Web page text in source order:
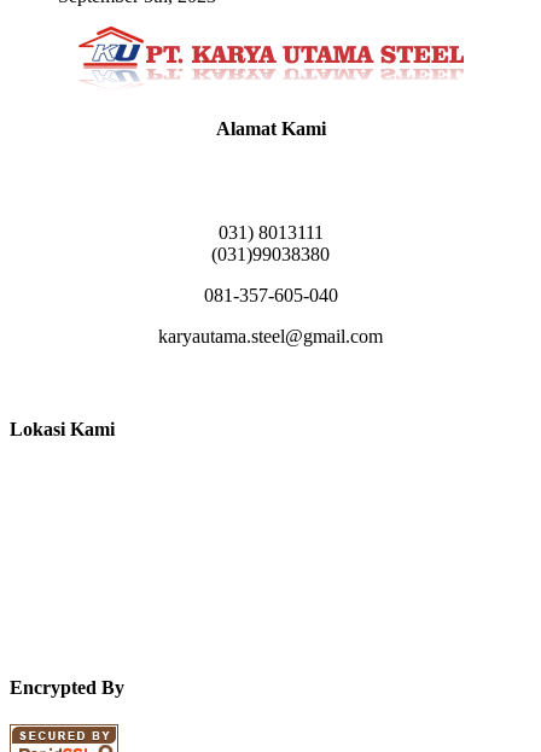
Alamat Kami
031) 8013111
(031)99038380
081-357-605-040
karyautama.steel@gmail.com
Lokasi Kami
Encrypted By